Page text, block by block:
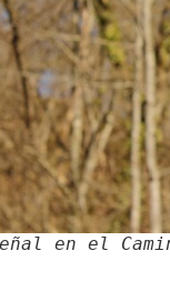
en el